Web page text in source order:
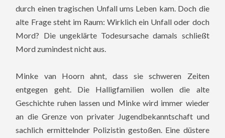
durch einen tragischen Unfall ums Leben kam. Doch die
alte Frage steht im Raum: Wirklich ein Unfall oder doch
Mord? Die ungeklärte Todesursache damals schließt
Mord zumindest nicht aus.
Minke van Hoorn ahnt, dass sie schweren Zeiten
entgegen geht. Die Halligfamilien wollen die alte
Geschichte ruhen lassen und Minke wird immer wieder
an die Grenze von privater Jugendbekanntschaft und
sachlich ermittelnder Polizistin gestoßen. Eine düstere